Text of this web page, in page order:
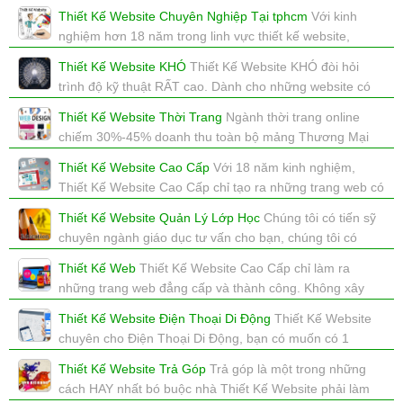
xem: 5983 | cập nhật: 31/01/2018 11:29
Thiết Kế Website Chuyên Nghiệp Tại tphcm Với kinh
nghiệm hơn 18 năm trong linh vực thiết kế website,
TpHCM
xem: 2955 | cập nhật: 31/01/2018 11:26
Thiết Kế Website KHÓ Thiết Kế Website KHÓ đòi hỏi
trình độ kỹ thuật RẤT cao. Dành cho những website có
Thiết Kế Website Thời Trang Ngành thời trang online
chiếm 30%-45% doanh thu toàn bộ mảng Thương Mại
tốt để cạnh trong trong môi trường đầy màu mở này.
xem: 3034 | cập nhật: 29/01/2018 14:37
Thiết Kế Website Cao Cấp Với 18 năm kinh nghiệm,
Thiết Kế Website Cao Cấp chỉ tạo ra những trang web có
xem: 9184 | cập nhật: 11/01/2018 01:37
Thiết Kế Website Quản Lý Lớp Học Chúng tôi có tiến sỹ
chuyên ngành giáo dục tư vấn cho bạn, chúng tôi có
công.
xem: 4819 | cập nhật: 16/12/2017 16:48
Thiết Kế Web Thiết Kế Website Cao Cấp chỉ làm ra
những trang web đẳng cấp và thành công. Không xây
xem: 2610 | cập nhật: 16/12/2017 16:19
Thiết Kế Website Điện Thoại Di Động Thiết Kế Website
chuyên cho Điện Thoại Di Động, bạn có muốn có 1
xem: 2920 | cập nhật: 16/12/2017 16:13
Thiết Kế Website Trả Góp Trả góp là một trong những
cách HAY nhất bó buộc nhà Thiết Kế Website phải làm